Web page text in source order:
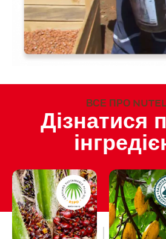
ВСЕ ПРО
Дізнатися